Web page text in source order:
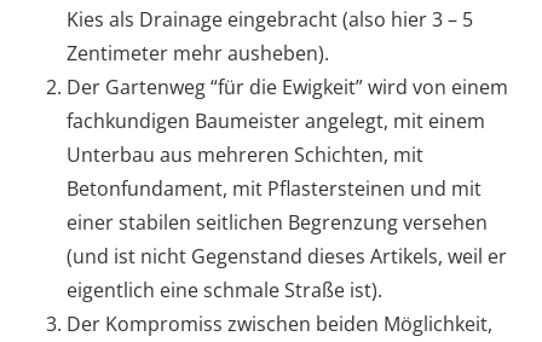
Kies als Drainage eingebracht (also hier 3 – 5
Zentimeter mehr ausheben).
Der Gartenweg “für die Ewigkeit” wird von einem
fachkundigen Baumeister angelegt, mit einem
Unterbau aus mehreren Schichten, mit
Betonfundament, mit Pflastersteinen und mit
einer stabilen seitlichen Begrenzung versehen
(und ist nicht Gegenstand dieses Artikels, weil er
eigentlich eine schmale Straße ist).
Der Kompromiss zwischen beiden Möglichkeit,